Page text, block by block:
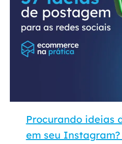
Procurando ideias
em seu